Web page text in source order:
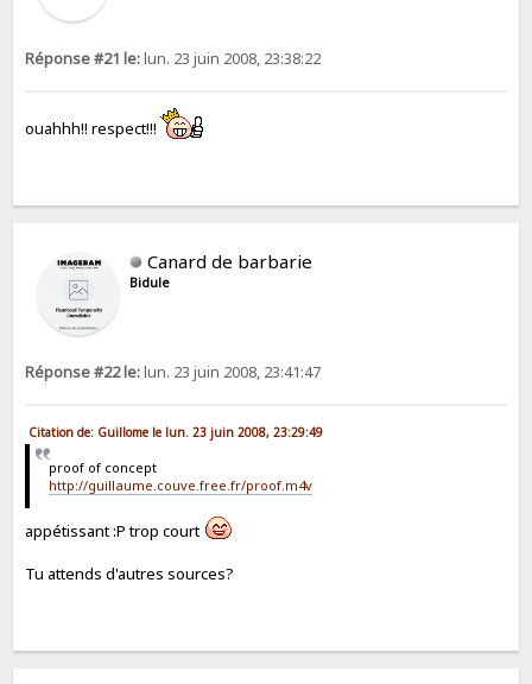
Réponse #21 le:lun. 23 juin 2008, 23:38:22
ouahhh!! respect!!!
Canard de barbarie
Bidule
Réponse #22 le:lun. 23 juin 2008, 23:41:47
Citation de: Guillome le lun. 23 juin 2008, 23:29:49
proof of concept
http://guillaume.couve.free.fr/proof.m4v
appétissant :P trop court
Tu attends d'autres sources?